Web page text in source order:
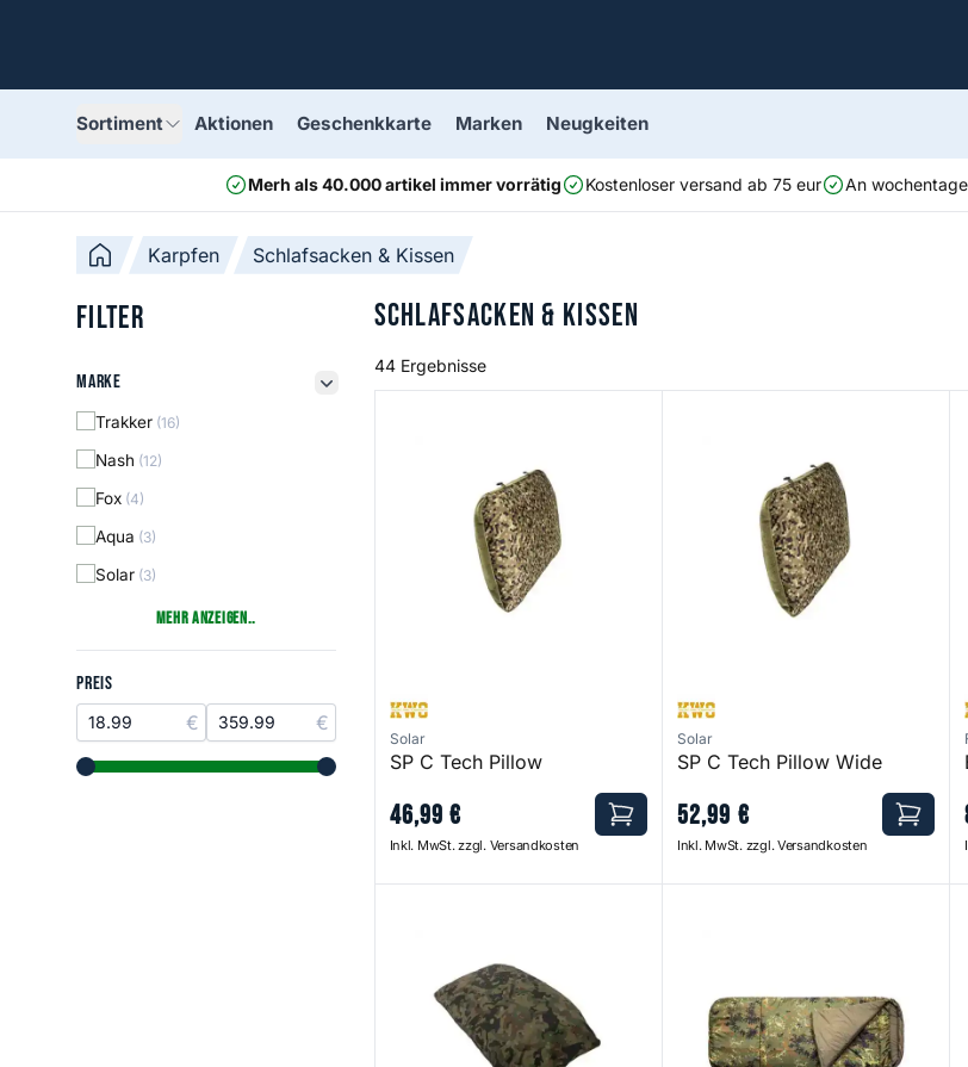
Sortiment Aktionen Geschenkkarte Marken Neugkeiten
Merh als 40.000 artikel immer vorrätig Kostenloser versand ab 75 eur An
Karpfen Schlafsacken & Kissen
Filter
Marke
Marke filter button
Trakker (16)
Nash (12)
Fox (4)
Aqua (3)
Solar (3)
Mehr anzeigen..
Preis
PREIS
range slider button range slider button
Schlafsacken & Kissen
44 Ergebnisse
Solar
SP C Tech Pillow
46,99 €
Inkl. MwSt. zzgl. Versandkosten
Solar
SP C Tech Pillow Wide
52,99 €
Inkl. MwSt. zzgl. Versandkosten